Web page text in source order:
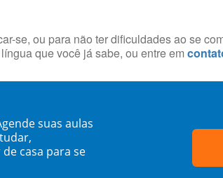
se, ou para não ter dificuldades ao se
que você já sabe, ou entre em
suas aulas
casa para se